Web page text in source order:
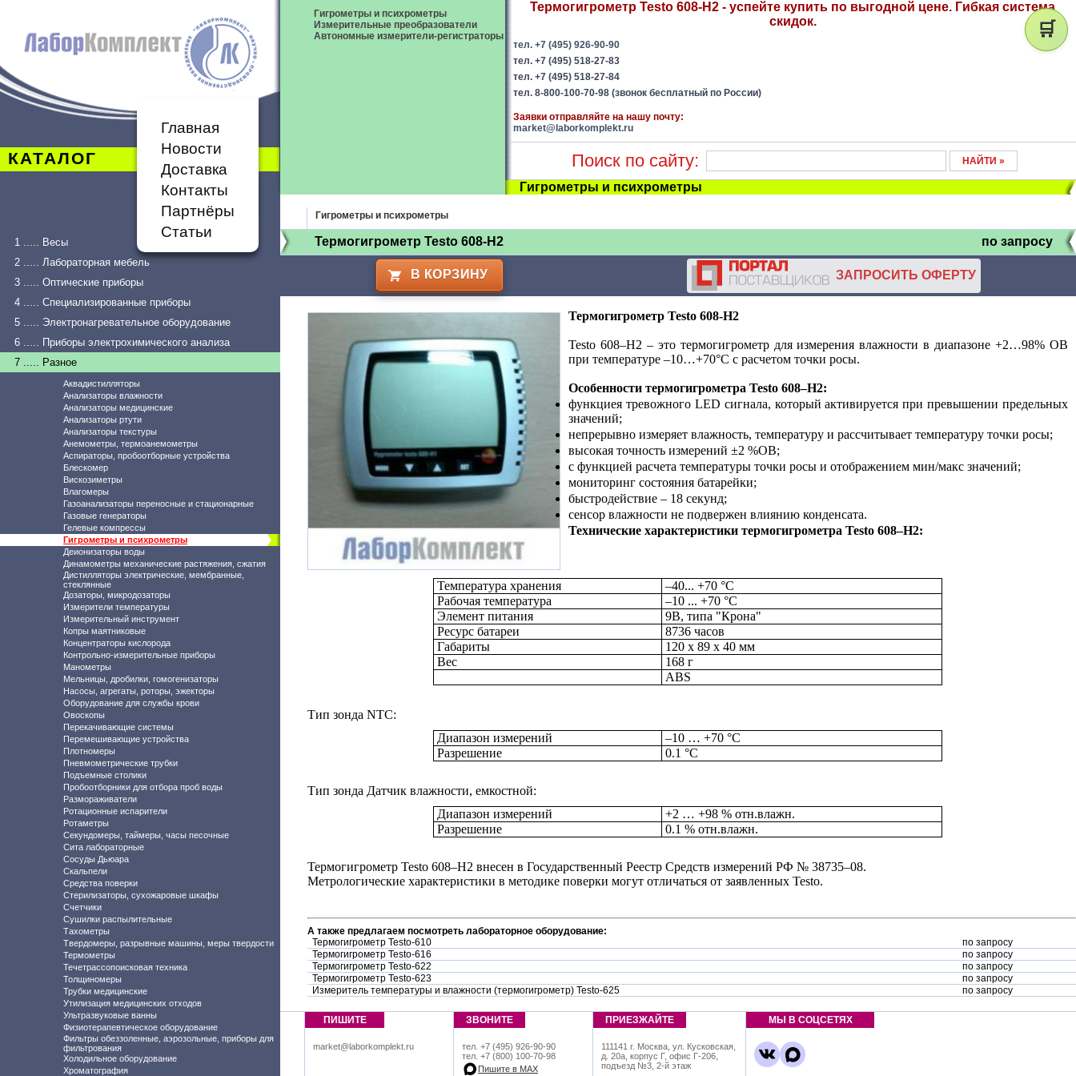
КАТАЛОГ
Главная
Новости
Доставка
Контакты
Партнёры
Статьи
1 ..... Весы
2 ..... Лабораторная мебель
3 ..... Оптические приборы
4 ..... Специализированные приборы
5 ..... Электронагревательное оборудование
6 ..... Приборы электрохимического анализа
7 ..... Разное
Аквадистилляторы
Анализаторы влажности
Анализаторы медицинские
Анализаторы ртути
Анализаторы текстуры
Анемометры, термоанемометры
Аспираторы, пробоотборные устройства
Блескомер
Вискозиметры
Влагомеры
Газоанализаторы переносные и стационарные
Газовые генераторы
Гелевые компрессы
Гигрометры и психрометры
Деионизаторы воды
Динамометры механические растяжения, сжатия
Дистилляторы электрические, мембранные,
стеклянные
Дозаторы, микродозаторы
Измерители температуры
Измерительный инструмент
Копры маятниковые
Концентраторы кислорода
Контрольно-измерительные приборы
Манометры
Мельницы, дробилки, гомогенизаторы
Насосы, агрегаты, роторы, эжекторы
Оборудование для службы крови
Овоскопы
Перекачивающие системы
Перемешивающие устройства
Плотномеры
Пневмометрические трубки
Подъемные столики
Пробоотборники для отбора проб воды
Размораживатели
Ротационные испарители
Ротаметры
Секундомеры, таймеры, часы песочные
Сита лабораторные
Сосуды Дьюара
Скальпели
Средства поверки
Стерилизаторы, сухожаровые шкафы
Счетчики
Сушилки распылительные
Тахометры
Твердомеры, разрывные машины, меры твердости
Термометры
Течетрассопоисковая техника
Толщиномеры
Трубки медицинские
Утилизация медицинских отходов
Ультразвуковые ванны
Физиотерапевтическое оборудование
Фильтры обеззоленные, аэрозольные, приборы для
фильтрования
Холодильное оборудование
Хроматография
Гигрометры и психрометры
Измерительные преобразователи
Автономные измерители-регистраторы
Термогигрометр Testo 608-H2 - успейте купить по выгодной цене. Гибкая система
скидок.
тел. +7 (495) 926-90-90
тел. +7 (495) 518-27-83
тел. +7 (495) 518-27-84
тел. 8-800-100-70-98 (звонок бесплатный по России)
Заявки отправляйте на нашу почту:
market@laborkomplekt.ru
Поиск по сайту:
Гигрометры и психрометры
Гигрометры и психрометры
Термогигрометр Testo 608-H2 по запросу
В КОРЗИНУ ЗАПРОСИТЬ ОФЕРТУ
Термогигрометр Testo 608-H2
Testo 608–Н2 – это термогигрометр для измерения влажности в диапазоне +2…98% ОВ
при температуре –10…+70°C с расчетом точки росы.
Особенности термогигрометра Testo 608–Н2:
функциея тревожного LED сигнала, который активируется при превышении предельных
значений;
непрерывно измеряет влажность, температуру и рассчитывает температуру точки росы;
высокая точность измерений ±2 %ОВ;
с функцией расчета температуры точки росы и отображением мин/макс значений;
мониторинг состояния батарейки;
быстродействие – 18 секунд;
сенсор влажности не подвержен влиянию конденсата.
Технические характеристики термогигрометра Testo 608–Н2:
Температура хранения
–40... +70 °C
Рабочая температура
–10 ... +70 °C
Элемент питания
9B, типа "Крона"
Ресурс батареи
8736 часов
Габариты
120 х 89 х 40 мм
Вес
168 г
ABS
Тип зонда NTC:
Диапазон измерений
–10 … +70 °C
Разрешение
0.1 °C
Тип зонда Датчик влажности, емкостной:
Диапазон измерений
+2 … +98 % отн.влажн.
Разрешение
0.1 % отн.влажн.
Термогигрометр Testo 608–H2 внесен в Государственный Реестр Средств измерений РФ № 38735–08.
Метрологические характеристики в методике поверки могут отличаться от заявленных Testo.
А также предлагаем посмотреть лабораторное оборудование:
Термогигрометр Testo-610
по запросу
Термогигрометр Testo-616
по запросу
Термогигрометр Testo-622
по запросу
Термогигрометр Testo-623
по запросу
Измеритель температуры и влажности (термогигрометр) Testo-625
по запросу
ПИШИТЕ
market@laborkomplekt.ru
ЗВОНИТЕ
тел. +7 (495) 926-90-90
тел. +7 (800) 100-70-98
Пишите в МАХ
ПРИЕЗЖАЙТЕ
111141 г. Москва, ул. Кусковская,
д. 20а, корпус Г, офис Г-206,
подъезд №3, 2-й этаж
МЫ В СОЦСЕТЯХ
🛒